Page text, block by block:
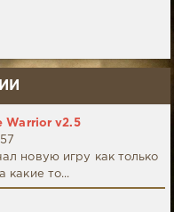
Warrior v2.5
новую игру как только
какие то...